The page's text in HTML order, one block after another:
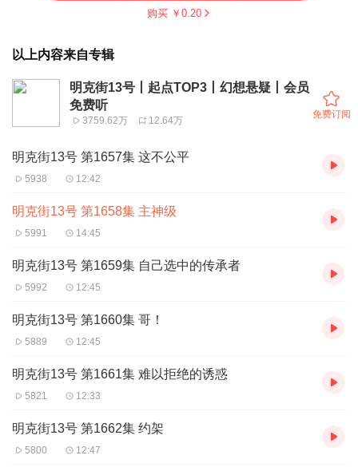
购买 ￥ 0.20
以上内容来自专辑
明克街13号丨起点TOP3丨幻想悬疑丨会员
免费听
3759.62万 12.64万
免费订阅
明克街13号 第1657集 这不公平
5938 12:42
明克街13号 第1658集 主神级
5991 14:45
明克街13号 第1659集 自己选中的传承者
5992 12:45
明克街13号 第1660集 哥！
5889 12:45
明克街13号 第1661集 难以拒绝的诱惑
5821 12:33
明克街13号 第1662集 约架
5800 12:47